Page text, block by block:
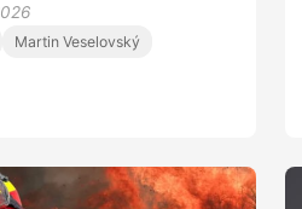
moderátor Honza
skončila na Primě talk show
se na Televizi Seznam.
Mít dítě po padesátce plán
píšou, že ji možná
Martin Veselovský